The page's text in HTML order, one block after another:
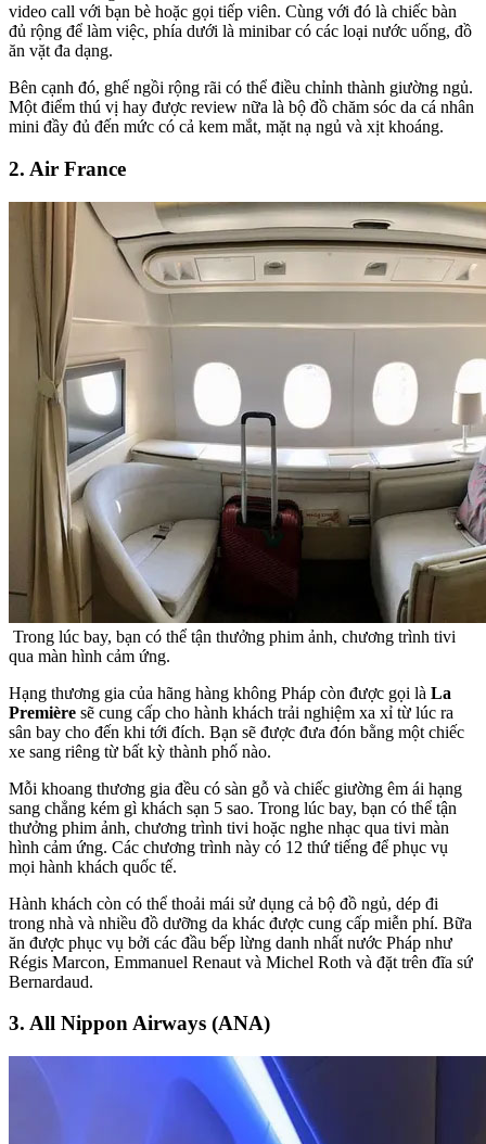
video call với bạn bè hoặc gọi tiếp viên. Cùng với đó là chiếc bàn
đủ rộng để làm việc, phía dưới là minibar có các loại nước uống, đồ
ăn vặt đa dạng.
Bên cạnh đó, ghế ngồi rộng rãi có thể điều chỉnh thành giường ngủ.
Một điểm thú vị hay được review nữa là bộ đồ chăm sóc da cá nhân
mini đầy đủ đến mức có cả kem mắt, mặt nạ ngủ và xịt khoáng.
2. Air France
Trong lúc bay, bạn có thể tận thưởng phim ảnh, chương trình tivi
qua màn hình cảm ứng.
Hạng thương gia của hãng hàng không Pháp còn được gọi là La
Première sẽ cung cấp cho hành khách trải nghiệm xa xỉ từ lúc ra
sân bay cho đến khi tới đích. Bạn sẽ được đưa đón bằng một chiếc
xe sang riêng từ bất kỳ thành phố nào.
Mỗi khoang thương gia đều có sàn gỗ và chiếc giường êm ái hạng
sang chẳng kém gì khách sạn 5 sao. Trong lúc bay, bạn có thể tận
thưởng phim ảnh, chương trình tivi hoặc nghe nhạc qua tivi màn
hình cảm ứng. Các chương trình này có 12 thứ tiếng để phục vụ
mọi hành khách quốc tế.
Hành khách còn có thể thoải mái sử dụng cả bộ đồ ngủ, dép đi
trong nhà và nhiều đồ dưỡng da khác được cung cấp miễn phí. Bữa
ăn được phục vụ bởi các đầu bếp lừng danh nhất nước Pháp như
Régis Marcon, Emmanuel Renaut và Michel Roth và đặt trên đĩa sứ
Bernardaud.
3. All Nippon Airways (ANA)